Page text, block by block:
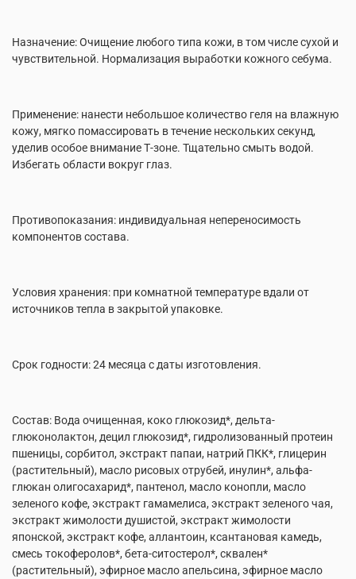
Назначение: Очищение любого типа кожи, в том числе сухой и
чувствительной. Нормализация выработки кожного себума.
Применение: нанести небольшое количество геля на влажную
кожу, мягко помассировать в течение нескольких секунд,
уделив особое внимание Т-зоне. Тщательно смыть водой.
Избегать области вокруг глаз.
Противопоказания: индивидуальная непереносимость
компонентов состава.
Условия хранения: при комнатной температуре вдали от
источников тепла в закрытой упаковке.
Срок годности: 24 месяца с даты изготовления.
Состав: Вода очищенная, коко глюкозид*, дельта-
глюконолактон, децил глюкозид*, гидролизованный протеин
пшеницы, сорбитол, экстракт папаи, натрий ПКК*, глицерин
(растительный), масло рисовых отрубей, инулин*, альфа-
глюкан олигосахарид*, пантенол, масло конопли, масло
зеленого кофе, экстракт гамамелиса, экстракт зеленого чая,
экстракт жимолости душистой, экстракт жимолости
японской, экстракт кофе, аллантоин, ксантановая камедь,
смесь токоферолов*, бета-ситостерол*, сквален*
(растительный), эфирное масло апельсина, эфирное масло